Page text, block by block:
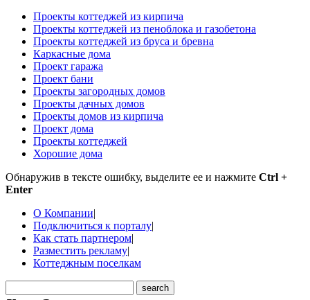
Проекты коттеджей из кирпича
Проекты коттеджей из пеноблока и газобетона
Проекты коттеджей из бруса и бревна
Каркасные дома
Проект гаража
Проект бани
Проекты загородных домов
Проекты дачных домов
Проекты домов из кирпича
Проект дома
Проекты коттеджей
Хорошие дома
Обнаружив в тексте ошибку, выделите ее и нажмите Ctrl +
Enter
О Компании|
Подключиться к порталу|
Как стать партнером|
Разместить рекламу|
Коттеджным поселкам